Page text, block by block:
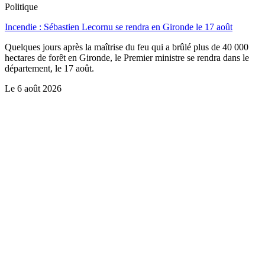
Politique
Incendie : Sébastien Lecornu se rendra en Gironde le 17 août
Quelques jours après la maîtrise du feu qui a brûlé plus de 40 000
hectares de forêt en Gironde, le Premier ministre se rendra dans le
département, le 17 août.
Le 6 août 2026